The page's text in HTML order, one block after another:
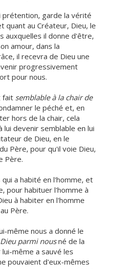
prétention, garde la vérité
quant au Créateur, Dieu, le
auxquelles il donne d'être,
amour, dans la
il recevra de Dieu une
progressivement
pour nous.
fait semblable à la chair de
le péché et, en
hors de la chair, cela
lui devenir semblable en lui
de Dieu, en le
Père, pour qu'il voie Dieu,
Père.
a habité en l'homme, et
pour habituer l'homme à
à habiter en l'homme
Père.
même nous a donné le
Dieu parmi nousné de la
même a sauvé les
pouvaient d'eux-mêmes